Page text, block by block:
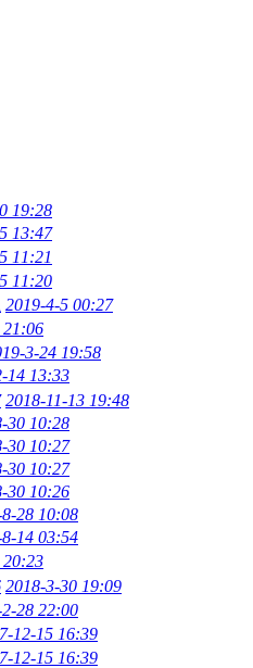
19:28
13:47
11:21
11:20
2019-4-5 00:27
21:06
3-24 19:58
14 13:33
2018-11-13 19:48
30 10:28
30 10:27
30 10:27
30 10:26
28 10:08
14 03:54
20:23
2018-3-30 19:09
28 22:00
12-15 16:39
12-15 16:39